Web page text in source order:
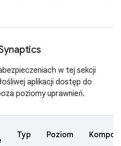
w tej sekcji
aplikacji dostęp do
poziomy uprawnień.
Typ Poziom